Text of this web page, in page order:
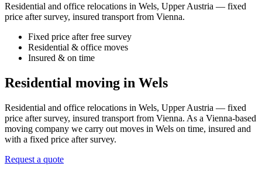
Residential and office relocations in Wels, Upper Austria — fixed
price after survey, insured transport from Vienna.
Fixed price after free survey
Residential & office moves
Insured & on time
Residential moving in Wels
Residential and office relocations in Wels, Upper Austria — fixed
price after survey, insured transport from Vienna. As a Vienna-based
moving company we carry out moves in Wels on time, insured and
with a fixed price after survey.
Request a quote